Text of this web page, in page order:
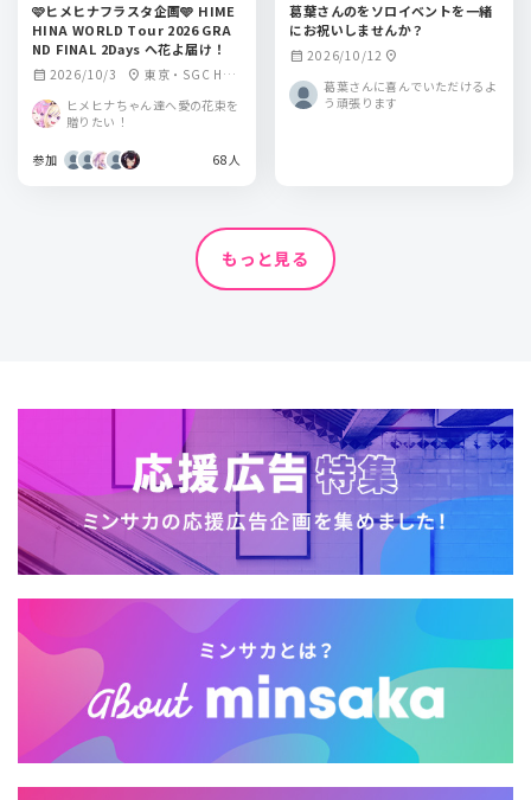
🩷ヒメヒナフラスタ企画🩵 HIME
HINA WORLD Tour 2026 GRA
ND FINAL 2Days へ花よ届け！
calendar_month 2026/10/3 location_on 東京・SGC HAL
ヒメヒナちゃん達へ愛の花束を
贈りたい！
参加 68人
葛葉さんのをソロイベントを一緒
にお祝いしませんか？
calendar_month 2026/10/12 location_on
葛葉さんに喜んでいただけるよ
う頑張ります
もっと見る